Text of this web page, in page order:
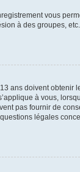
vous
à des groupes,
ans doivent obtenir
à vous,
pas fournir de
légales